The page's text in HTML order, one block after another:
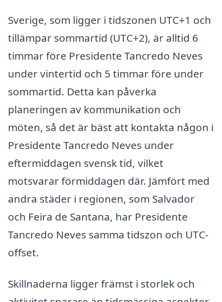
Sverige, som ligger i tidszonen UTC+1 och
tillämpar sommartid (UTC+2), är alltid 6
timmar före Presidente Tancredo Neves
under vintertid och 5 timmar före under
sommartid. Detta kan påverka
planeringen av kommunikation och
möten, så det är bäst att kontakta någon i
Presidente Tancredo Neves under
eftermiddagen svensk tid, vilket
motsvarar förmiddagen där. Jämfört med
andra städer i regionen, som Salvador
och Feira de Santana, har Presidente
Tancredo Neves samma tidszon och UTC-
offset.
Skillnaderna ligger främst i storlek och